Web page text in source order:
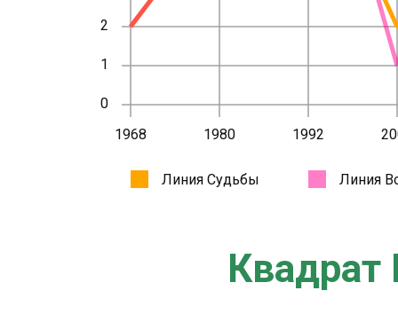
Квадрат